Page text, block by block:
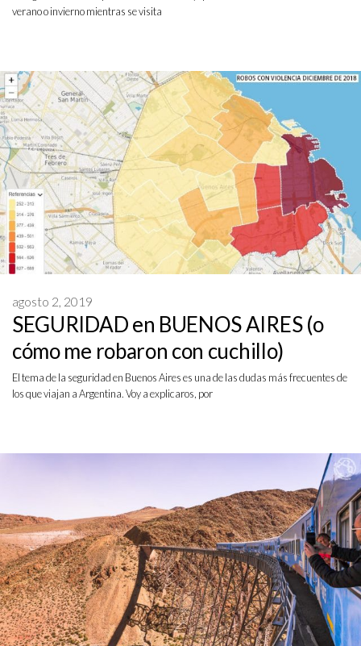
verano o invierno mientras se visita
SEGURIDAD en BUENOS AIRES (o
cómo me robaron con cuchillo)
agosto 2, 2019
El tema de la seguridad en Buenos Aires es una de las dudas más frecuentes de
los que viajan a Argentina. Voy a explicaros, por